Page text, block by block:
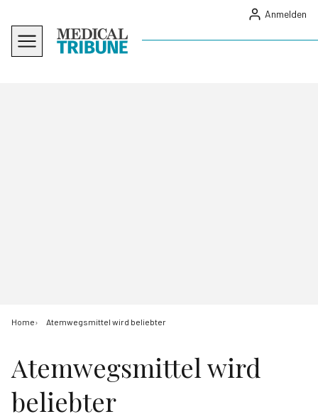
Anmelden
Home Atemwegsmittel wird beliebter
Atemwegsmittel wird
beliebter